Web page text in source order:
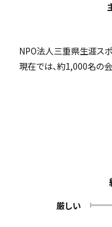
NPO法人三重県生涯ス
現在では、約1,000名の
厳しい